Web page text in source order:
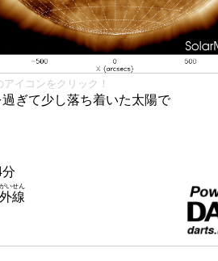
イコンをクリック！
ぎて少し落ち着いた太陽で
線
いせん